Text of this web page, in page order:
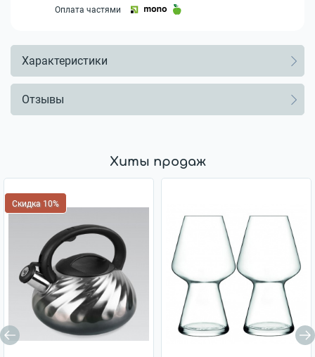
Оплата частями
Характеристики
Отзывы
Хиты продаж
Скидка 10%